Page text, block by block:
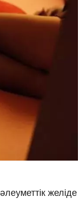
желіде